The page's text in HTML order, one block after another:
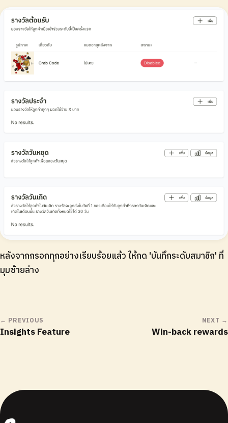
หลังจากกรอกทุกอย่างเรียบร้อยแล้ว ให้กด 'บันทึกระดับสมาชิก' ที่
มุมซ้ายล่าง
← PREVIOUS
Insights Feature
NEXT →
Win-back rewards